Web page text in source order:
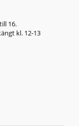
16.
kl. 12-13